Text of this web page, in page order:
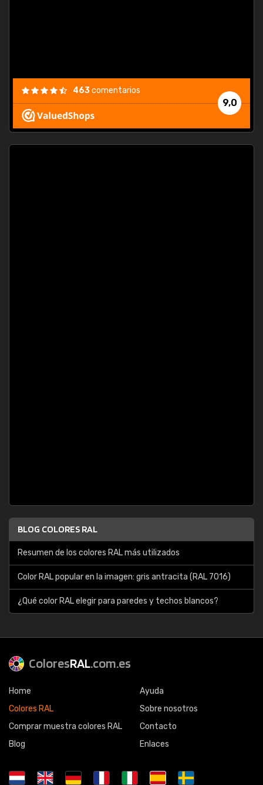
9,0
463comentarios
BLOG COLORES RAL
Resumen de los colores RAL más utilizados
Color RAL popular en la imagen: gris antracita (RAL 7016)
¿Qué color RAL elegir para paredes y techos blancos?
ColoresRAL.com.es
Home
Colores RAL
Comprar muestra colores RAL
Blog
Ayuda
Sobre nosotros
Contacto
Enlaces